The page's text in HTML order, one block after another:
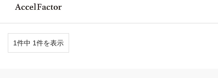
1件中 1件を表示